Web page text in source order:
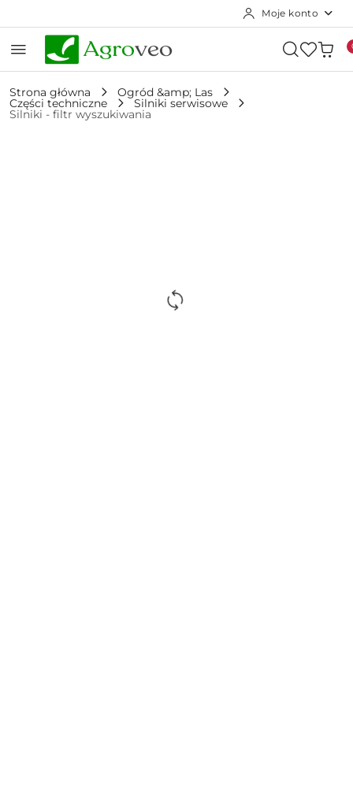
Moje konto
Strona główna Ogród &amp; Las
Części techniczne Silniki serwisowe
Silniki - filtr wyszukiwania